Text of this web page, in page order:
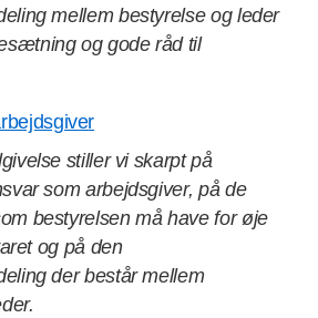
mellem bestyrelse og leder
og gode råd til
stiller vi skarpt på
som arbejdsgiver, på de
bestyrelsen må have for øje
og på den
der består mellem